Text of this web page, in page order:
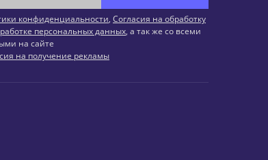
конфиденциальности, Согласия на обработку
персональных данных, а так же со всеми
на сайте
на получение рекламы